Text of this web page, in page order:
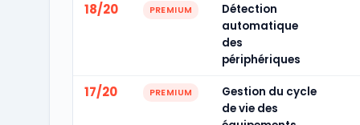
18/20 PREMIUM
Détection
automatique
des
périphériques
17/20 PREMIUM
Gestion du cycle
de vie des